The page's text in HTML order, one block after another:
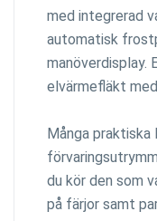
med integrerad
automatisk
manöverdisplay.
elvärmefläkt
Många praktiska
du kör den som
på färjor samt